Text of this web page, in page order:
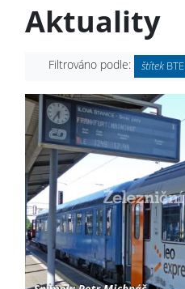
Aktuality
Filtrováno podle: štítekBTE